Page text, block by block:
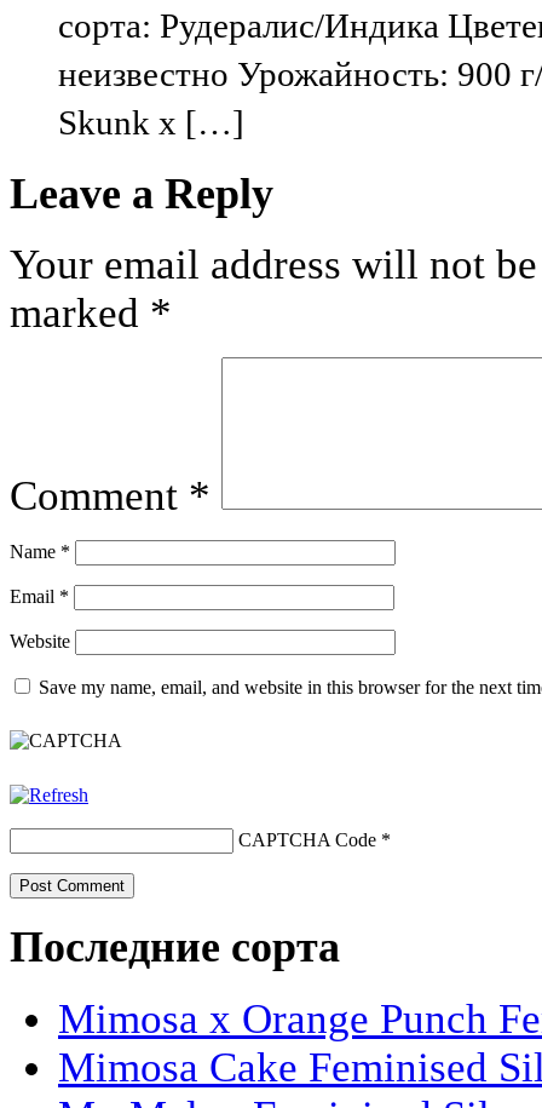
сорта: Рудералис/Индика
неизвестно Урожайность: 900
Skunk x […]
Leave a Reply
Your email address will not
marked *
Comment *
Name *
Email *
Website
Save my name, email, and website in this browser for the next
CAPTCHA Code *
Последние сорта
Mimosa x Orange Punch
Mimosa Cake Feminised